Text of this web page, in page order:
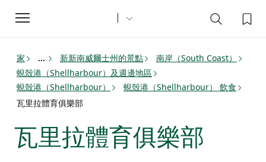
Toggle
navigation
家 ... 新新南威爾士州的景點
南岸（South Coast）
蜆殼港（Shellharbour）及週邊地區
蜆殼港（Shellharbour）
蜆殼港（Shellharbour） 飲食
瓦里拉體育俱樂部
瓦里拉體育俱樂部